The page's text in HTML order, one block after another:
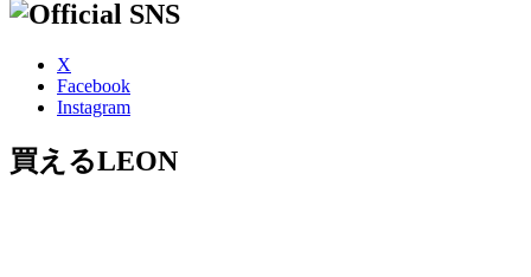
X
Facebook
Instagram
買えるLEON